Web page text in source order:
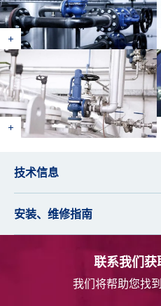
技术信息
安装、维修指南
联系我们
我们将帮助您找